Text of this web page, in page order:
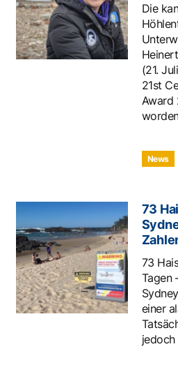
Die
(21.
21st
Award
News
73
73
Tagen
einer
jedoch